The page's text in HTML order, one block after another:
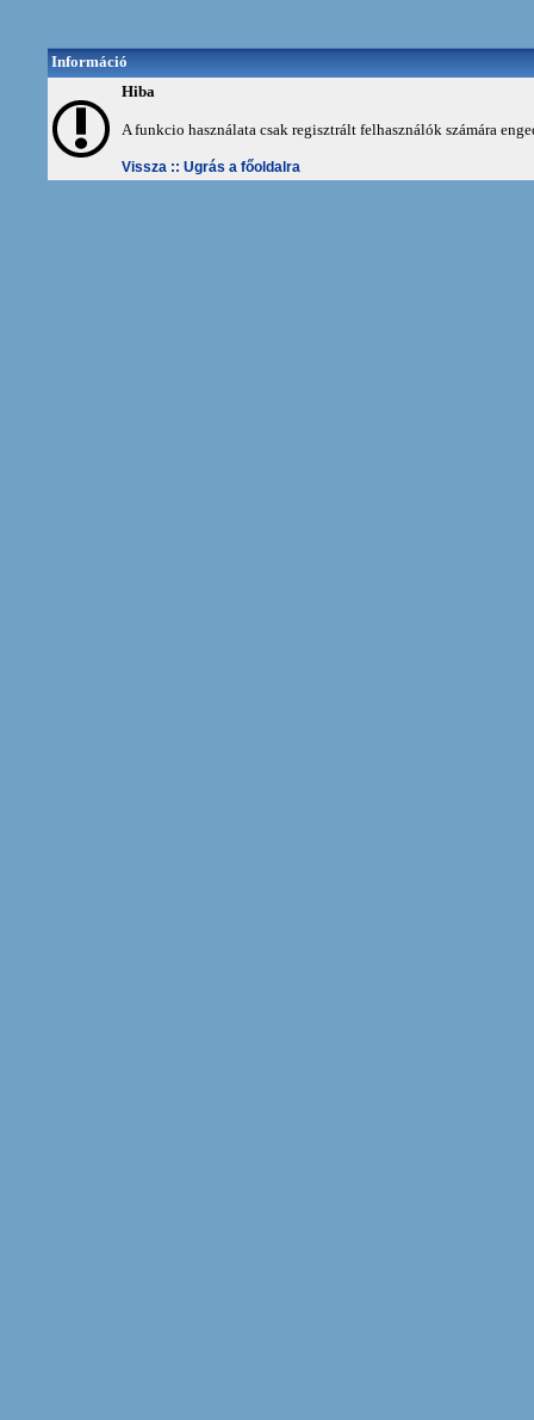
Információ
Hiba
A funkcio használata csak regisztrált felhasználók számára
Vissza :: Ugrás a főoldalra